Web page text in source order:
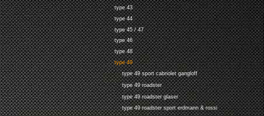
type 43
type 44
type 45 / 47
type 46
type 48
type 49
type 49 sport cabriolet gangloff
type 49 roadster
type 49 roadster glaser
type 49 roadster sport erdmann & rossi